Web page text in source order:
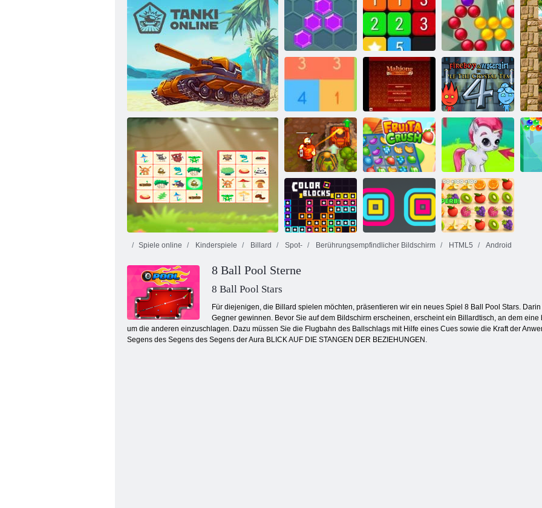
Tanki online
Vereinen
Bubble Shooter
Saga
Holen Sie sich
10
Mahjong Mania
Mahjong Connect: Woodventure
Feuer und
Wasser 4:
Kristalltempel
Verfluchter
Schatz 2
Fruita Crush
Bubble Gemes -
3 Gewinnt
Spiele online Kinderspiele Billard Spot- Berührungsempfindlicher Bildschirm HTML5 Android
8 Ball Pool Sterne
8 Ball Pool Stars
Für diejenigen, die Billard spielen möchten, präsentieren wir ein neues Spiel 8 Ball Pool Stars.
Gegner gewinnen. Bevor Sie auf dem Bildschirm erscheinen, erscheint ein Billardtisch, an dem
um die anderen einzuschlagen. Dazu müssen Sie die Flugbahn des Ballschlags mit Hilfe eines Cues sowie die Kraft der
Segens des Segens des Segens der Aura BLICK AUF DIE STANGEN DER BEZIEHUNGEN.